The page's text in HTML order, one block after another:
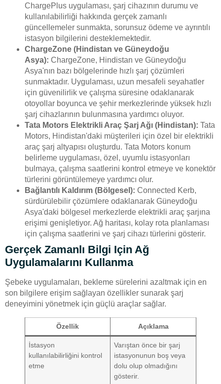
ChargePlus uygulaması, şarj cihazının durumu ve
kullanılabilirliği hakkında gerçek zamanlı
güncellemeler sunmakta, sorunsuz ödeme ve ayrıntılı
istasyon bilgilerini desteklemektedir.
ChargeZone (Hindistan ve Güneydoğu
Asya): ChargeZone, Hindistan ve Güneydoğu
Asya'nın bazı bölgelerinde hızlı şarj çözümleri
sunmaktadır. Uygulaması, uzun mesafeli seyahatler
için güvenilirlik ve çalışma süresine odaklanarak
otoyollar boyunca ve şehir merkezlerinde yüksek hızlı
şarj cihazlarının bulunmasına yardımcı oluyor.
Tata Motors Elektrikli Araç Şarj Ağı (Hindistan): Tata
Motors, Hindistan'daki müşterileri için özel bir elektrikli
araç şarj altyapısı oluşturdu. Tata Motors konum
belirleme uygulaması, özel, uyumlu istasyonları
bulmaya, çalışma saatlerini kontrol etmeye ve konektör
türlerini görüntülemeye yardımcı olur.
Bağlantılı Kaldırım (Bölgesel): Connected Kerb,
sürdürülebilir çözümlere odaklanarak Güneydoğu
Asya'daki bölgesel merkezlerde elektrikli araç şarjına
erişimi genişletiyor. Ağ haritası, kolay rota planlaması
için çalışma saatlerini ve şarj cihazı türlerini gösterir.
Gerçek Zamanlı Bilgi Için Ağ
Uygulamalarını Kullanma
Şebeke uygulamaları, bekleme sürelerini azaltmak için en
son bilgilere erişim sağlayan özellikler sunarak şarj
deneyimini yönetmek için güçlü araçlar sağlar.
Özellik Açıklama
İstasyon
kullanılabilirliğini kontrol
etme
Varıştan önce bir şarj
istasyonunun boş veya
dolu olup olmadığını
gösterir.